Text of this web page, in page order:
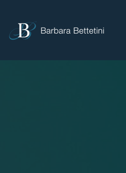
Skip to main content